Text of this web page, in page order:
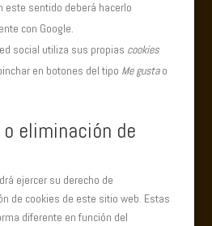
este sentido deberá hacerlo
con Google.
social utiliza sus propias cookies
en botones del tipo Me gustao
eliminación de
ejercer su derecho de
de cookies de este sitio web. Estas
diferente en función del